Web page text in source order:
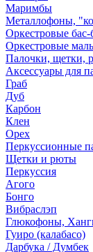
Маримбы
Металлофоны,
Оркестровые
Оркестровые
Палочки, щетки,
Аксессуары для
Граб
Дуб
Карбон
Клен
Орех
Перкуссионные
Щетки и рюты
Перкуссия
Агого
Бонго
Вибраслэп
Глюкофоны,
Гуиро (калабасо)
Дарбука / Думбек